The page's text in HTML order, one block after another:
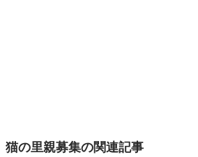
猫の里親募集の関連記事